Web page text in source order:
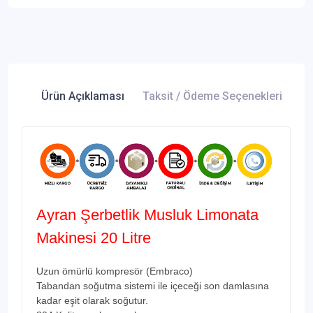
Ürün Açıklaması Taksit / Ödeme Seçenekleri
Ayran Şerbetlik Musluk Limonata
Makinesi 20 Litre
Uzun ömürlü kompresör (Embraco)
Tabandan soğutma sistemi ile içeceği son damlasına
kadar eşit olarak soğutur.